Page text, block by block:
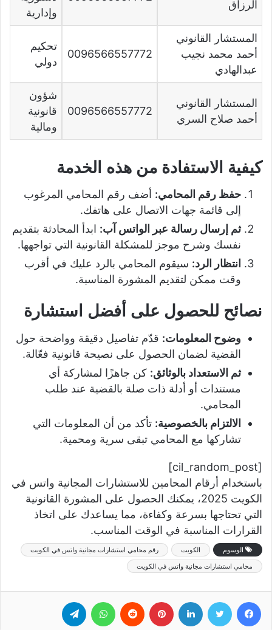
الرزاق
وإدارية
المستشار القانوني
أحمد محمد نجيب
عبدالهادي
0096566557772
تحكيم
دولي
المستشار القانوني
أحمد صلاح السري
0096566557772
شؤون
قانونية
ومالية
كيفية الاستفادة من هذه الخدمة
حفظ رقم المحامي: أضف رقم المحامي المرغوب
إلى قائمة جهات الاتصال على هاتفك.
ثم إرسال رسالة عبر الواتس آب: ابدأ المحادثة بتقديم
نفسك وشرح موجز للمشكلة القانونية التي تواجهها.
انتظار الرد: سيقوم المحامي بالرد عليك في أقرب
وقت ممكن لتقديم المشورة المناسبة.
نصائح للحصول على أفضل استشارة
وضوح المعلومات: قدّم تفاصيل دقيقة وواضحة حول
القضية لضمان الحصول على نصيحة قانونية فعّالة.
ثم الاستعداد بالوثائق: كن جاهزًا لمشاركة أي
مستندات أو أدلة ذات صلة بالقضية عند طلب
المحامي.
الالتزام بالخصوصية: تأكد من أن المعلومات التي
تشاركها مع المحامي تبقى سرية ومحمية.
[cil_random_post]
باستخدام أرقام المحامين للاستشارات المجانية واتس في
الكويت 2025، يمكنك الحصول على المشورة القانونية
التي تحتاجها بسرعة وكفاءة، مما يساعدك على اتخاذ
القرارات المناسبة في الوقت المناسب.
الوسوم الكويت
رقم محامي استشارات مجانية واتس في الكويت
محامي استشارات مجانية واتس في الكويت